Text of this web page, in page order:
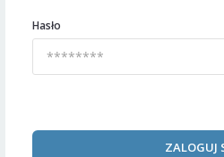
Hasło
ZALOGUJ